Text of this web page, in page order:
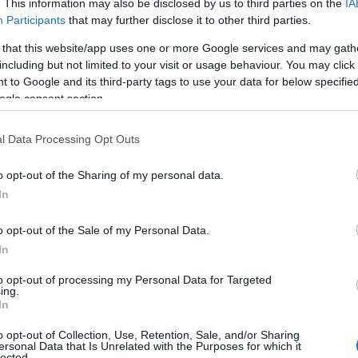
This information may also be disclosed by us to third parties on the
Participants that may further disclose it to other third parties.
that this website/app uses one or more Google services and may
but not limited to your visit or usage behaviour. You may
to Google and its third-party tags to use your data for below
consent section.
Data Processing Opt Outs
opt-out of the Sharing of my personal data.
opt-out of the Sale of my Personal Data.
opt-out of processing my Personal Data for Targeted
opt-out of Collection, Use, Retention, Sale, and/or Sharing
Data that Is Unrelated with the Purposes for which it
θεσμό για το άθλημα σε πανελλαδικό
αγώνες σε όλες τις
καθώς και ποικίλες παράλληλες
Παράλληλα, οι επισκέπτες θα έχουν
της διοργάνωσης και να
προϊόντα.
η περαιτέρω διάδοση της ξυλορακέτας, η
και σωματείων, αλλά και η προβολή της
που συνδυάζουν αθλητισμό και
γεμάτο αθλητική δράση, ψυχαγωγία
θάλασσα, ενώ καθ’ όλη τη διάρκεια του